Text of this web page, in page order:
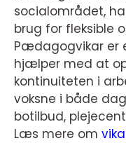
socialområdet,
brug for fleksible
Pædagogvikar er
hjælper med at
kontinuiteten i
voksne i både
botilbud,
Læs mere om